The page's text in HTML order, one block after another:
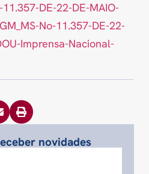
11.357-DE-22-DE-MAIO-
No-11.357-DE-22-
Imprensa-Nacional-
novidades